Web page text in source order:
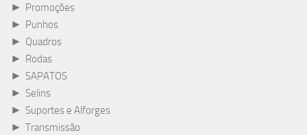
► Promoções
► Punhos
► Quadros
► Rodas
► SAPATOS
► Selins
► Suportes e Alforges
► Transmissão